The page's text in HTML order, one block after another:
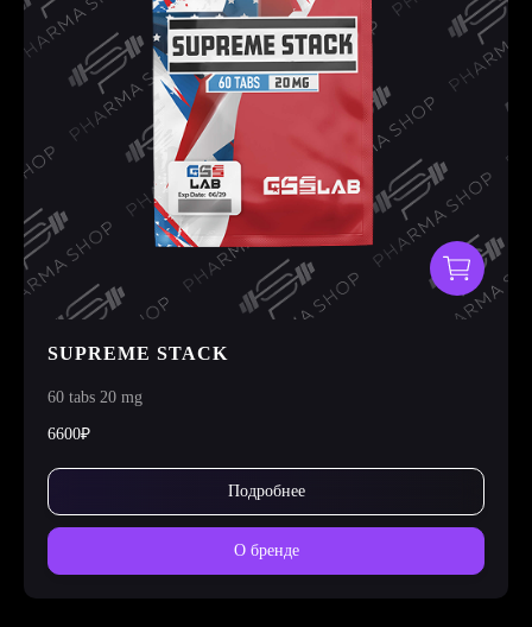
SUPREME STACK
60 tabs 20 mg
6600₽
Подробнее
О бренде